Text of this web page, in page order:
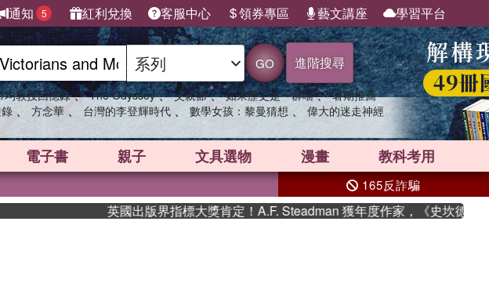
通知 5 紅利兌換 客服中心 領券專區 藝文講座 學習平台
GO 進階搜尋
均教授回憶錄 、 The Odyssey 、 父親節 、 如果歷史是一群喵 、 暑期推薦
、 方念華 、 台灣的李登輝時代 、 數學女孩：黎曼猜想 、 偉大的迷走神經
電子書 親子 文具選物 漫畫 教科考用
165反詐騙
英國出版界指標大獎肯定！A.F. Steadman 獲年度作家，《史坎德》系